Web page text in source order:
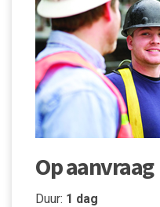
Op aanvraag
Duur: 1 dag